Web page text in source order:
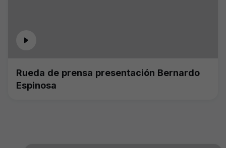
Rueda de prensa presentación Bernardo
Espinosa